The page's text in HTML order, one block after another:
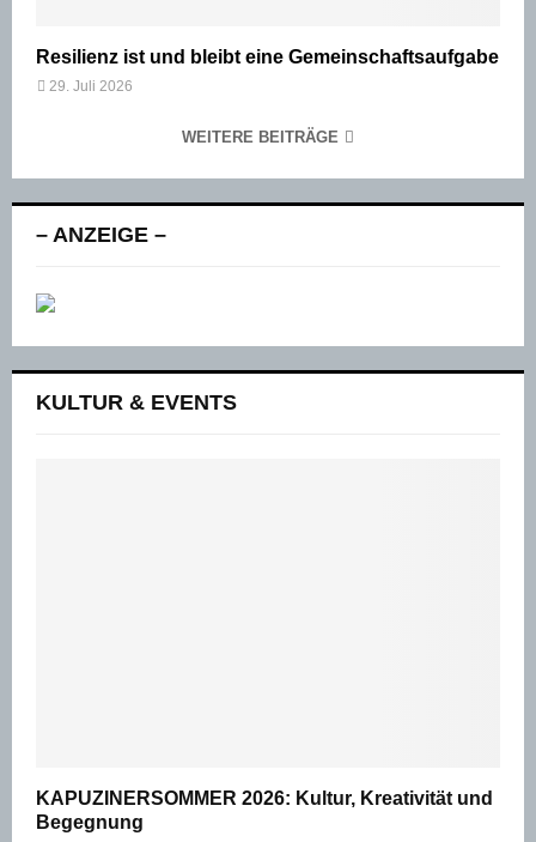
Resilienz ist und bleibt eine Gemeinschaftsaufgabe
29. Juli 2026
WEITERE BEITRÄGE
– ANZEIGE –
KULTUR & EVENTS
KAPUZINERSOMMER 2026: Kultur, Kreativität und
Begegnung